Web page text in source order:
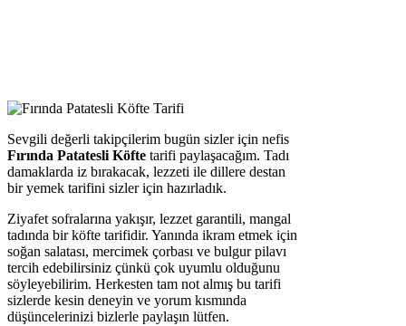
Sevgili değerli takipçilerim bugün sizler için nefis
Fırında Patatesli Köfte tarifi paylaşacağım. Tadı
damaklarda iz bırakacak, lezzeti ile dillere destan
bir yemek tarifini sizler için hazırladık.
Ziyafet sofralarına yakışır, lezzet garantili, mangal
tadında bir köfte tarifidir. Yanında ikram etmek için
soğan salatası, mercimek çorbası ve bulgur pilavı
tercih edebilirsiniz çünkü çok uyumlu olduğunu
söyleyebilirim. Herkesten tam not almış bu tarifi
sizlerde kesin deneyin ve yorum kısmında
düşüncelerinizi bizlerle paylaşın lütfen.